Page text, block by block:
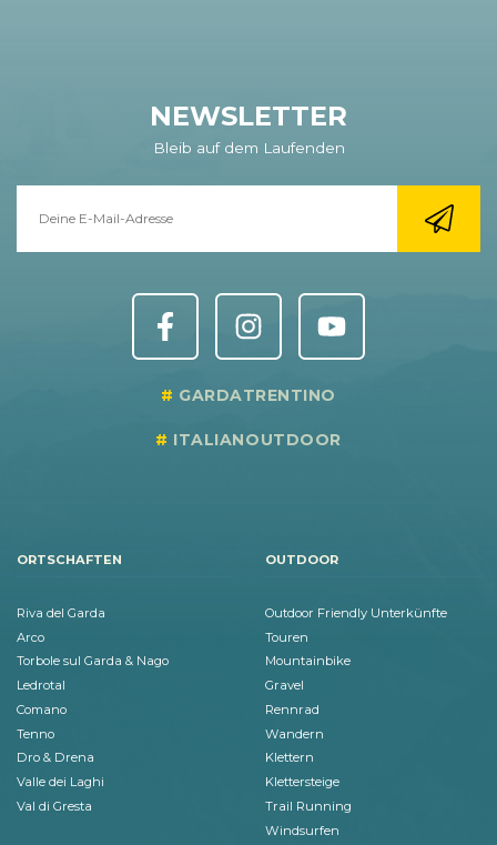
NEWSLETTER
Bleib auf dem Laufenden
GARDATRENTINO
ITALIANOUTDOOR
ORTSCHAFTEN
Riva del Garda
Arco
Torbole sul Garda & Nago
Ledrotal
Comano
Tenno
Dro & Drena
Valle dei Laghi
Val di Gresta
OUTDOOR
Outdoor Friendly Unterkünfte
Touren
Mountainbike
Gravel
Rennrad
Wandern
Klettern
Klettersteige
Trail Running
Windsurfen